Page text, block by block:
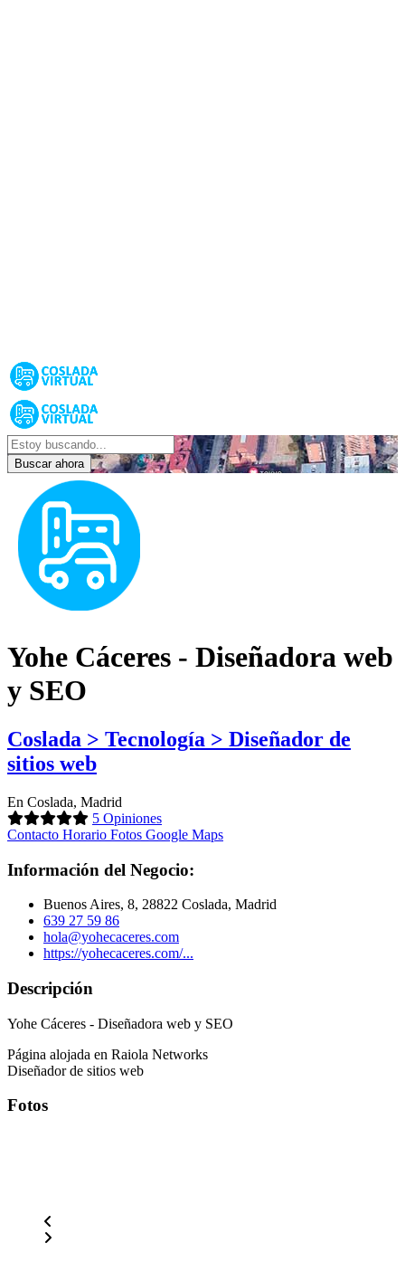
Buscar ahora
Yohe Cáceres - Diseñadora web
y SEO
Coslada > Tecnología > Diseñador de
sitios web
En Coslada, Madrid
5 Opiniones
Contacto Horario Fotos Google Maps
Información del Negocio:
Buenos Aires, 8, 28822 Coslada, Madrid
639 27 59 86
hola@yohecaceres.com
https://yohecaceres.com/...
Descripción
Yohe Cáceres - Diseñadora web y SEO
Página alojada en Raiola Networks
Diseñador de sitios web
Fotos